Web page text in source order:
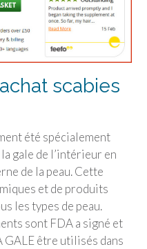
scabies
été spécialement
gale de l’intérieur en
de la peau. Cette
et de produits
les types de peau.
sont FDA a signé et
GALE être utilisés dans